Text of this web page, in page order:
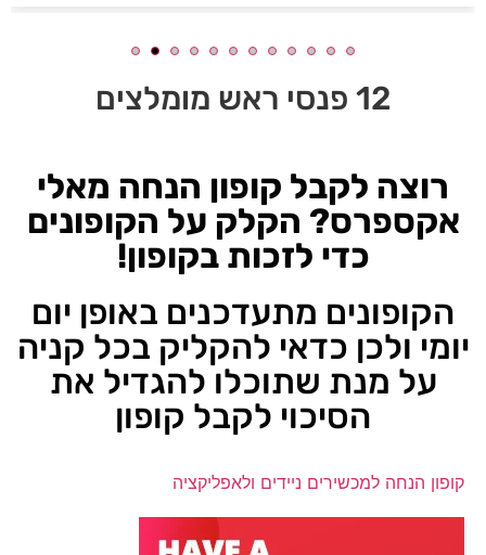
12 פנסי ראש מומלצים
רוצה לקבל קופון הנחה מאלי
אקספרס? הקלק על הקופונים
כדי לזכות בקופון!
הקופונים מתעדכנים באופן יום
יומי ולכן כדאי להקליק בכל קניה
על מנת שתוכלו להגדיל את
הסיכוי לקבל קופון
קופון הנחה למכשירים ניידים ולאפליקציה